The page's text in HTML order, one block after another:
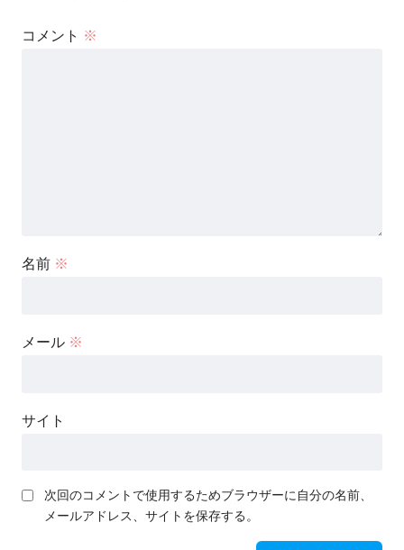
コメント ※
名前 ※
メール ※
サイト
次回のコメントで使用するためブラウザーに自分の名前、
メールアドレス、サイトを保存する。